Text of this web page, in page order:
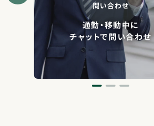
問い合わせ
通勤・移動中に
チャットで問い合わせ